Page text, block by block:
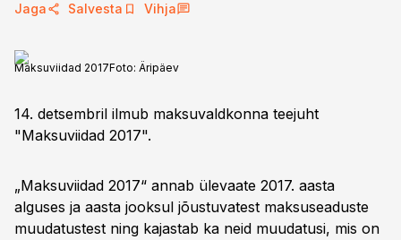
Jaga Salvesta Vihja
Maksuviidad 2017Foto: Äripäev
14. detsembril ilmub maksuvaldkonna teejuht
"Maksuviidad 2017".
„Maksuviidad 2017“ annab ülevaate 2017. aasta
alguses ja aasta jooksul jõustuvatest maksuseaduste
muudatustest ning kajastab ka neid muudatusi, mis on